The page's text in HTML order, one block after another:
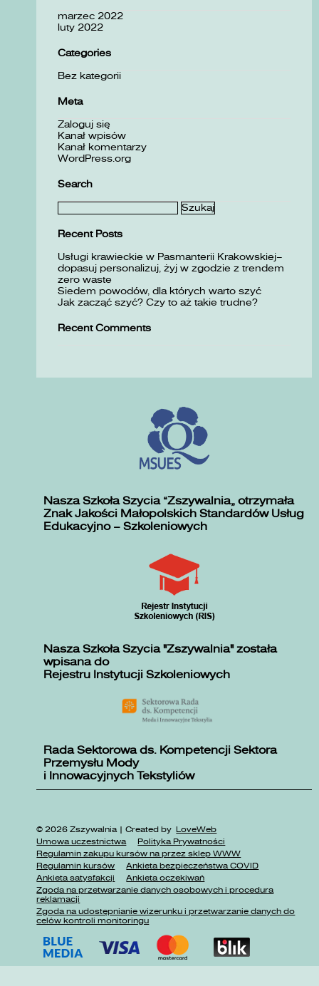
marzec 2022
luty 2022
Categories
Bez kategorii
Meta
Zaloguj się
Kanał wpisów
Kanał komentarzy
WordPress.org
Search
Szukaj:
Recent Posts
Usługi krawieckie w Pasmanterii Krakowskiej–
dopasuj personalizuj, żyj w zgodzie z trendem
zero waste
Siedem powodów, dla których warto szyć
Jak zacząć szyć? Czy to aż takie trudne?
Recent Comments
Nasza Szkoła Szycia „Zszywalnia” otrzymała
Znak Jakości Małopolskich Standardów Usług
Edukacyjno – Szkoleniowych
Nasza Szkoła Szycia "Zszywalnia" została
wpisana do
Rejestru Instytucji Szkoleniowych
Rada Sektorowa ds. Kompetencji Sektora
Przemysłu Mody
i Innowacyjnych Tekstyliów
© 2026 Zszywalnia | Created by LoveWeb
Umowa uczestnictwa
Polityka Prywatności
Regulamin zakupu kursów na przez sklep WWW
Regulamin kursów
Ankieta bezpieczeństwa COVID
Ankieta satysfakcji
Ankieta oczekiwań
Zgoda na przetwarzanie danych osobowych i procedura
reklamacji
Zgoda na udostępnianie wizerunku i przetwarzanie danych do
celów kontroli monitoringu